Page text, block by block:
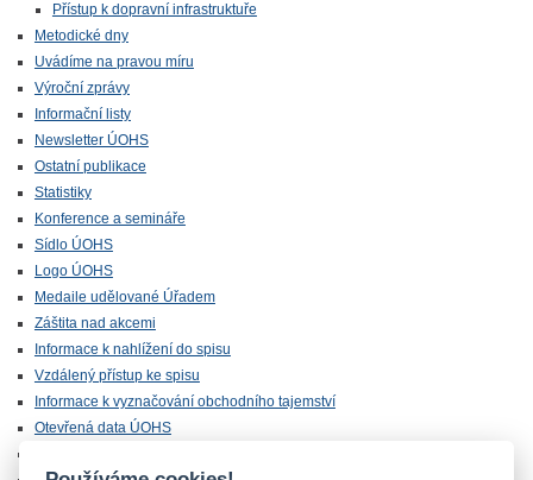
Přístup k dopravní infrastruktuře
Metodické dny
Uvádíme na pravou míru
Výroční zprávy
Informační listy
Newsletter ÚOHS
Ostatní publikace
Statistiky
Konference a semináře
Sídlo ÚOHS
Logo ÚOHS
Medaile udělované Úřadem
Záštita nad akcemi
Informace k nahlížení do spisu
Vzdálený přístup ke spisu
Informace k vyznačování obchodního tajemství
Otevřená data ÚOHS